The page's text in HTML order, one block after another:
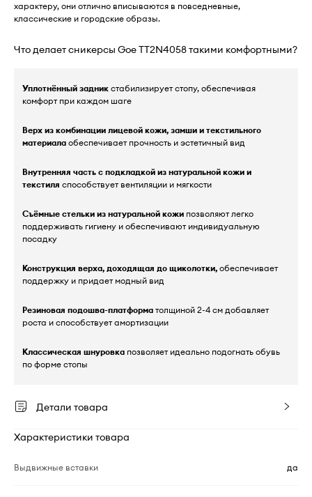
характеру, они отлично вписываются в повседневные,
классические и городские образы.
Что делает сникерсы Goe TT2N4058 такими комфортными?
Уплотнённый задник стабилизирует стопу, обеспечивая
комфорт при каждом шаге
Верх из комбинации лицевой кожи, замши и текстильного
материала обеспечивает прочность и эстетичный вид
Внутренняя часть с подкладкой из натуральной кожи и
текстиля способствует вентиляции и мягкости
Съёмные стельки из натуральной кожи позволяют легко
поддерживать гигиену и обеспечивают индивидуальную
посадку
Конструкция верха, доходящая до щиколотки, обеспечивает
поддержку и придает модный вид
Резиновая подошва-платформа толщиной 2-4 см добавляет
роста и способствует амортизации
Классическая шнуровка позволяет идеально подогнать обувь
по форме стопы
Детали товара
Характеристики товара
Выдвижные вставки да